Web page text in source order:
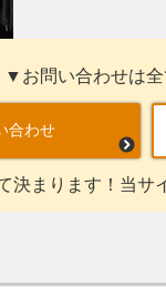
▼お問い合わせは
合わせ
決まります！当サ